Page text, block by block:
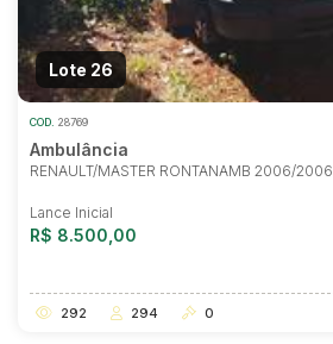
Lote 26
COD. 28769
Ambulância
RENAULT/MASTER RONTANAMB 2006/2006
Lance Inicial
R$ 8.500,00
292 294 0